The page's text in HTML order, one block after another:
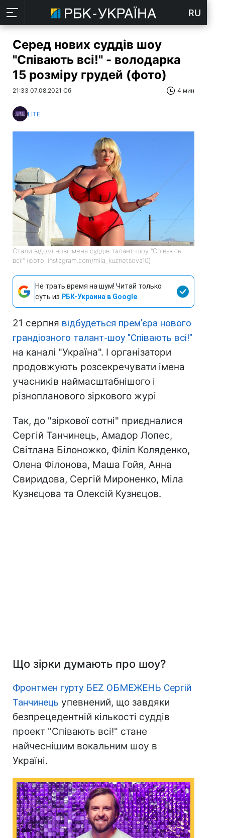
RU
Серед нових суддів шоу
"Співають всі!" - володарка
15 розміру грудей (фото)
21:33 07.08.2021 Сб 4 мин
LITE
Стали відомі нові імена суддів талант-шоу "Співають
всі!" (фото: instagram.com/mila_kuznetsova10)
Не трать время на шум! Читай только
суть из РБК-Украина в Google
21 серпня відбудеться прем'єра нового
грандіозного талант-шоу "Співають всі!"
на каналі "Україна". І організатори
продовжують розсекречувати імена
учасників наймасштабнішого і
різнопланового зіркового журі
Так, до "зіркової сотні" приєдналися
Сергій Танчинець, Амадор Лопес,
Світлана Білоножко, Філіп Коляденко,
Олена Філонова, Маша Гойя, Анна
Свиридова, Сергій Мироненко, Міла
Кузнєцова та Олексій Кузнєцов.
Що зірки думають про шоу?
Фронтмен гурту БЕZ ОБМЕЖЕНЬ Сергій
Танчинець упевнений, що завдяки
безпрецедентній кількості суддів
проект "Співають всі!" стане
найчеснішим вокальним шоу в
Україні.